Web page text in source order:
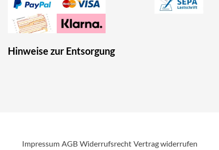
Hinweise zur Entsorgung
Impressum AGB Widerrufsrecht Vertrag widerrufen